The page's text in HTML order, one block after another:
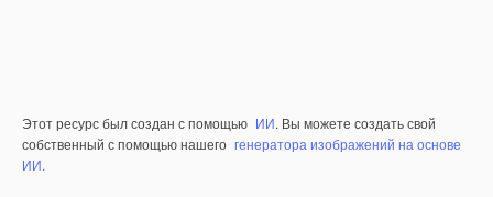
Этот ресурс был создан с помощью ИИ. Вы можете создать свой
собственный с помощью нашего генератора изображений на основе
ИИ.